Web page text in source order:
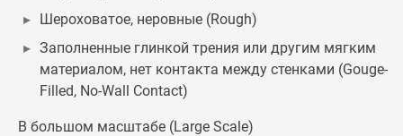
Шероховатое, неровные (Rough)
Заполненные глинкой трения или другим мягким
материалом, нет контакта между стенками (Gouge-
Filled, No-Wall Contact)
В большом масштабе (Large Scale)